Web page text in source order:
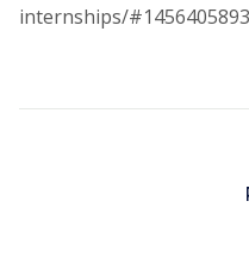
internships/